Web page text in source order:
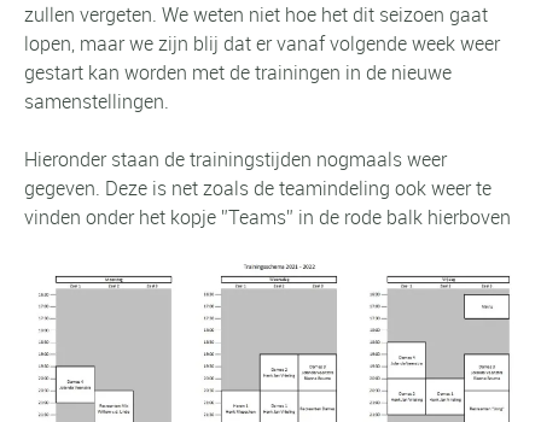
zullen vergeten. We weten niet hoe het dit seizoen gaat
lopen, maar we zijn blij dat er vanaf volgende week weer
gestart kan worden met de trainingen in de nieuwe
samenstellingen.
Hieronder staan de trainingstijden nogmaals weer
gegeven. Deze is net zoals de teamindeling ook weer te
vinden onder het kopje ”Teams” in de rode balk hierboven